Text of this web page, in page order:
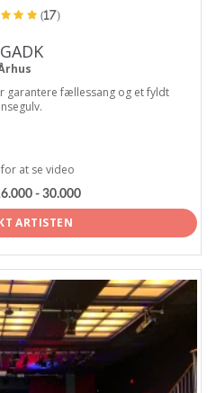
(17)
garantere fællessang og et fyldt
for at se video
- 30.000
ARTISTEN